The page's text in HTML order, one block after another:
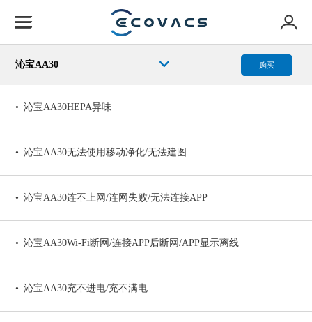
沁宝AA30 购买
沁宝AA30HEPA异味
沁宝AA30无法使用移动净化/无法建图
沁宝AA30连不上网/连网失败/无法连接APP
沁宝AA30Wi-Fi断网/连接APP后断网/APP显示离线
沁宝AA30充不进电/充不满电